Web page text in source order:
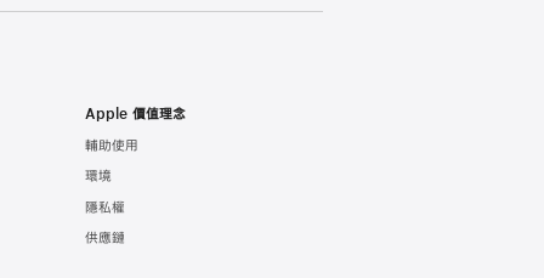
Apple 價值理念
輔助使用
環境
隱私權
供應鏈